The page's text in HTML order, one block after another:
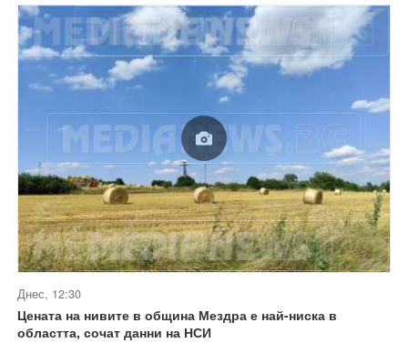
Днес, 12:30
Цената на нивите в община Мездра е най-ниска в
областта, сочат данни на НСИ